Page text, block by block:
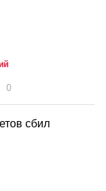
0
сбил